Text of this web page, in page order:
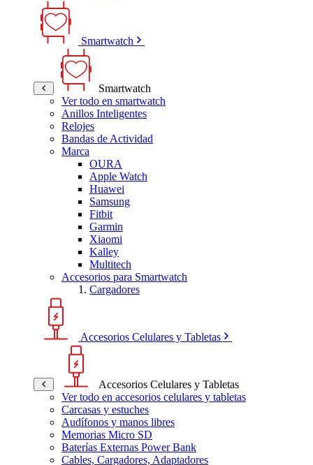
Smartwatch
Smartwatch
Ver todo en smartwatch
Anillos Inteligentes
Relojes
Bandas de Actividad
Marca
OURA
Apple Watch
Huawei
Samsung
Fitbit
Garmin
Xiaomi
Kalley
Multitech
Accesorios para Smartwatch
Cargadores
Accesorios Celulares y Tabletas
Accesorios Celulares y Tabletas
Ver todo en accesorios celulares y tabletas
Carcasas y estuches
Audífonos y manos libres
Memorias Micro SD
Baterías Externas Power Bank
Cables, Cargadores, Adaptadores